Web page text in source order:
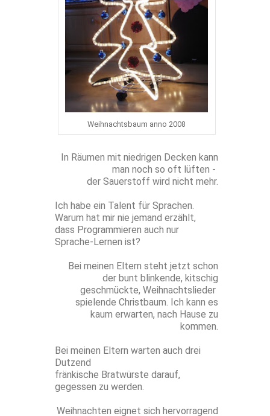
Weihnachtsbaum anno 2008
In Räumen mit niedrigen Decken kann
man noch so oft lüften -
der Sauerstoff wird nicht mehr.
Ich habe ein Talent für Sprachen.
Warum hat mir nie jemand erzählt,
dass Programmieren auch nur
Sprache-Lernen ist?
Bei meinen Eltern steht jetzt schon
der bunt blinkende, kitschig
geschmückte, Weihnachtslieder
spielende Christbaum. Ich kann es
kaum erwarten, nach Hause zu
kommen.
Bei meinen Eltern warten auch drei
Dutzend
fränkische Bratwürste darauf,
gegessen zu werden.
Weihnachten eignet sich hervorragend